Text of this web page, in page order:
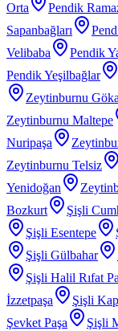
Orta
Pendik
Sapanbağları
Velibaba
Pendik
Pendik Yeşilbağlar
Zeytinburnu
Zeytinburnu Maltepe
Nuripaşa
Zeytinburnu Telsiz
Yenidoğan
Bozkurt
Şişli
Şişli Esentepe
Şişli Gülbahar
Şişli Halil Rıfat
İzzetpaşa
Şişli
Şevket Paşa
Şişli